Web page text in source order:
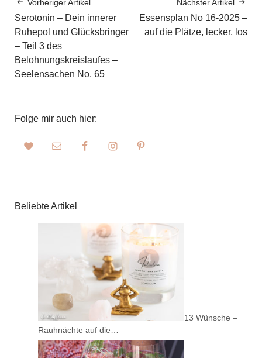
Vorheriger Artikel
Serotonin – Dein innerer
Ruhepol und Glücksbringer
– Teil 3 des
Belohnungskreislaufes –
Seelensachen No. 65
Nächster Artikel
Essensplan No 16-2025 –
auf die Plätze, lecker, los
Folge mir auch hier:
Beliebte Artikel
13 Wünsche –
Rauhnächte auf die…